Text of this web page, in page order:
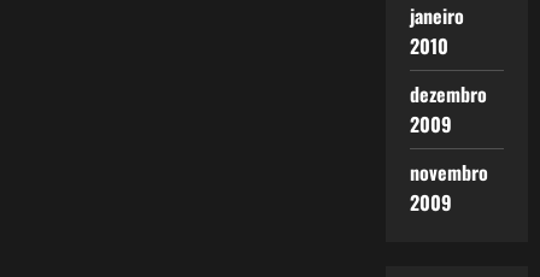
janeiro
2010
dezembro
2009
novembro
2009